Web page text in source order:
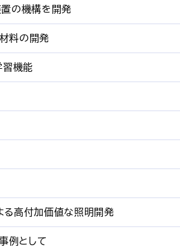
の機構を開発
料の開発
習機能
る高付加価値な照明開発
例として